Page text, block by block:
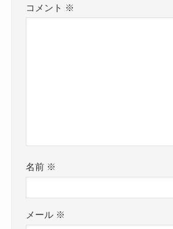
コメント ※
名前 ※
メール ※